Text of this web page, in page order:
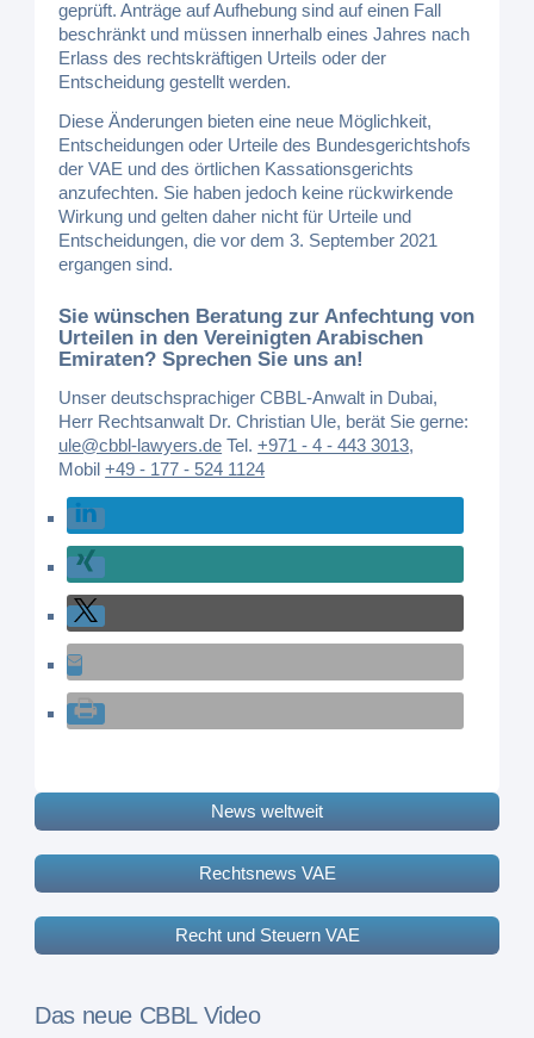
geprüft. Anträge auf Aufhebung sind auf einen Fall
beschränkt und müssen innerhalb eines Jahres nach
Erlass des rechtskräftigen Urteils oder der
Entscheidung gestellt werden.
Diese Änderungen bieten eine neue Möglichkeit,
Entscheidungen oder Urteile des Bundesgerichtshofs
der VAE und des örtlichen Kassationsgerichts
anzufechten. Sie haben jedoch keine rückwirkende
Wirkung und gelten daher nicht für Urteile und
Entscheidungen, die vor dem 3. September 2021
ergangen sind.
Sie wünschen Beratung zur Anfechtung von
Urteilen in den Vereinigten Arabischen
Emiraten? Sprechen Sie uns an!
Unser deutschsprachiger CBBL-Anwalt in Dubai,
Herr Rechtsanwalt Dr. Christian Ule, berät Sie gerne:
ule@cbbl-lawyers.de Tel.+971 - 4 - 443 3013,
Mobil+49 - 177 - 524 1124
News weltweit
Rechtsnews VAE
Recht und Steuern VAE
Das neue CBBL Video